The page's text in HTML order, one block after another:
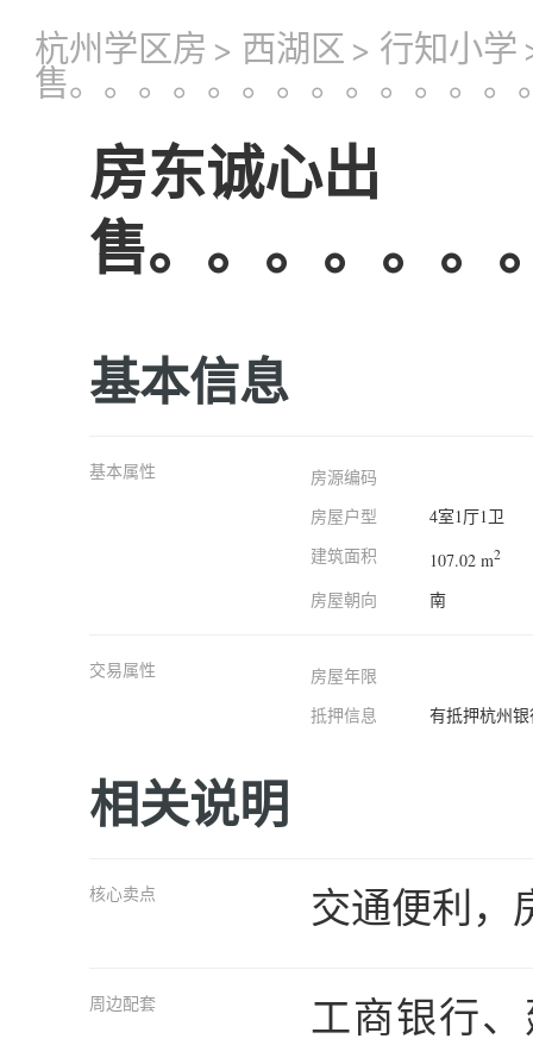
杭州学区房 > 西湖区 > 行知小学
售。。。。。。。。。。。。。
房东诚心出
售。。。。。。
基本信息
基本属性
房源编码
房屋户型
4室1厅1卫
建筑面积
107.02 m2
房屋朝向 南
交易属性
房屋年限
抵押信息
有抵押杭州
相关说明
核心卖点 交通便利，
周边配套
工商银行